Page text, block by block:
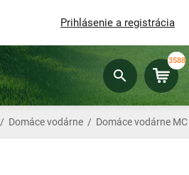
Prihlásenie a registrácia
3588
/ Domáce vodárne / Domáce vodárne MC